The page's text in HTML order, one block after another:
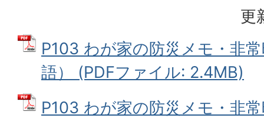
更
P103 わが家の防災メモ・非
語） (PDFファイル: 2.4MB)
P103 わが家の防災メモ・非